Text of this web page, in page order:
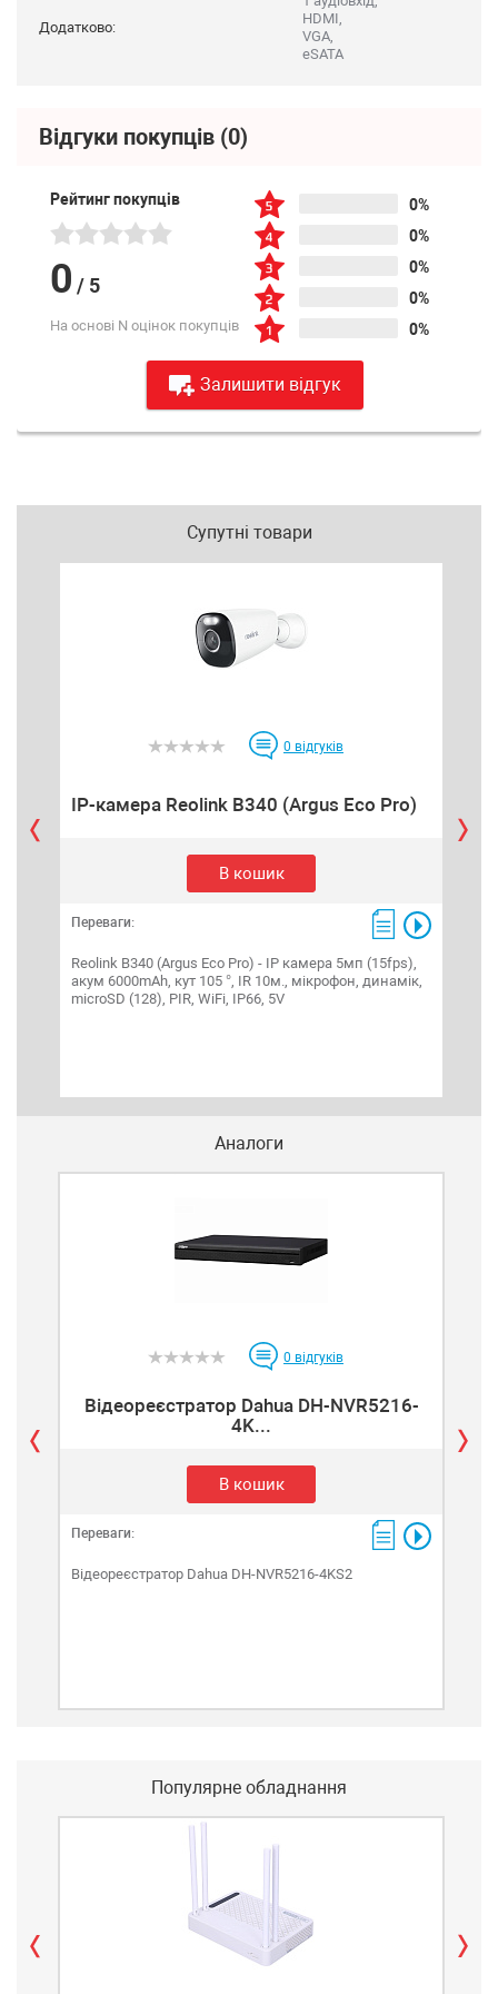
Додатково:
HDMI,
VGA,
eSATA
Відгуки покупців (0)
Рейтинг покупців
0 / 5
На основі N оцінок покупців
0%
0%
0%
0%
0%
Залишити відгук
Супутні товари
0 відгуків
IP-камера Reolink B340 (Argus Eco Pro)
В кошик
Переваги:
Reolink B340 (Argus Eco Pro) - IP камера 5мп (15fps),
акум 6000mAh, кут 105 °, IR 10м., мікрофон, динамік,
microSD (128), PIR, WiFi, IP66, 5V
Аналоги
0 відгуків
Відеореєстратор Dahua DH-NVR5216-
4K...
В кошик
Переваги:
Відеореєстратор Dahua DH-NVR5216-4KS2
Популярне обладнання